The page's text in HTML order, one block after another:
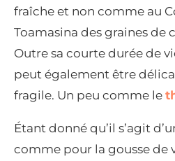
fraîche et non comme au
Toamasina des graines de
Outre sa courte durée de
peut également être
fragile. Un peu comme le
Étant donné qu’il s’agit
comme pour la gousse de